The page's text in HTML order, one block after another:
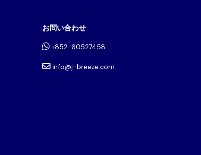
お問い合わせ
+852-60527458
info@j-breeze.com